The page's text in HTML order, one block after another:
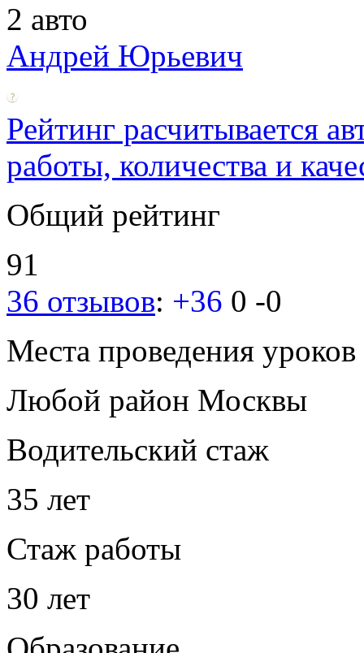
2 авто
Андрей Юрьевич
Рейтинг расчитывается
работы, количества и
Общий рейтинг
91
36 отзывов: +36 0 -0
Места проведения уроков
Любой район Москвы
Водительский стаж
35 лет
Стаж работы
30 лет